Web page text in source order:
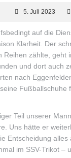
5. Juli 2023
auf die
Klarheit. Der
zählte,
und dort auch
nach
Teil unserer
Uns hätte er
Entscheidung
im SSV-Trikot